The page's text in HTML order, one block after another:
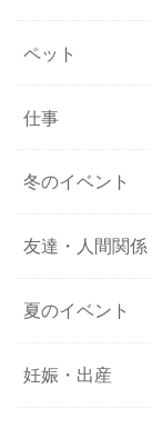
ペット
仕事
冬のイベント
友達・人間関係
夏のイベント
妊娠・出産